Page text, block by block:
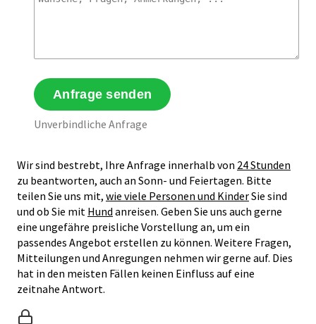
Unverbindliche Anfrage
Wir sind bestrebt, Ihre Anfrage innerhalb von 24 Stunden
zu beantworten, auch an Sonn- und Feiertagen. Bitte
teilen Sie uns mit, wie viele Personen und KinderSie sind
und ob Sie mit Hund anreisen. Geben Sie uns auch gerne
eine ungefähre preisliche Vorstellung an, um ein
passendes Angebot erstellen zu können. Weitere Fragen,
Mitteilungen und Anregungen nehmen wir gerne auf. Dies
hat in den meisten Fällen keinen Einfluss auf eine
zeitnahe Antwort.